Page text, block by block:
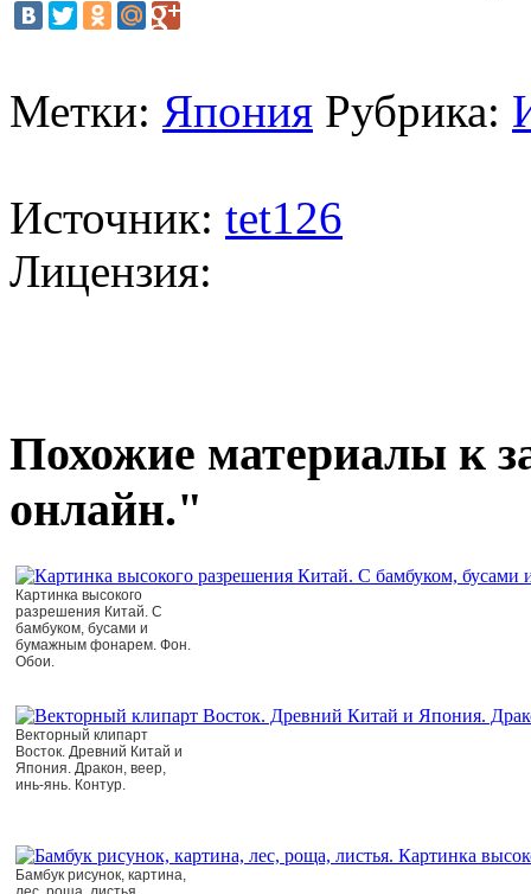
Метки: Япония Рубрика:
Источник: tet126
Лицензия:
Похожие материалы к
онлайн."
Картинка высокого
разрешения Китай. С
бамбуком, бусами и
бумажным фонарем. Фон.
Обои.
Векторный клипарт
Восток. Древний Китай и
Япония. Дракон, веер,
инь-янь. Контур.
Бамбук рисунок, картина,